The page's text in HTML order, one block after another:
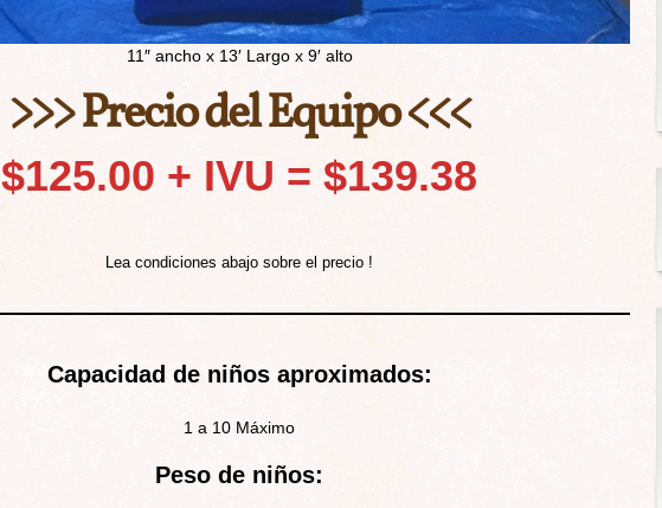
11″ ancho x 13′ Largo x 9′ alto
>>> Precio del Equipo <<<
$125.00 + IVU = $139.38
Lea condiciones abajo sobre el precio !
Capacidad de niños aproximados:
1 a 10 Máximo
Peso de niños: